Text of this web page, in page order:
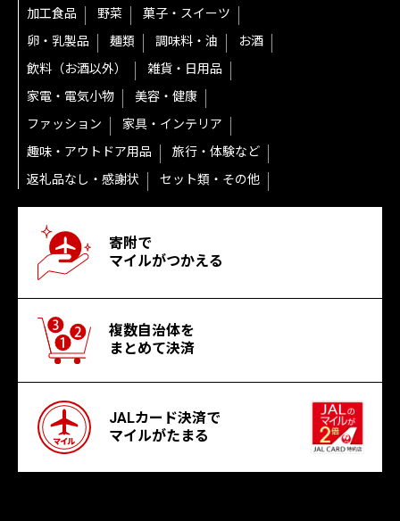
加工食品
野菜
菓子・スイーツ
卵・乳製品
麺類 調味料・油
お酒
飲料（お酒以外）
雑貨・日用品
家電・電気小物
美容・健康
ファッション
家具・インテリア
趣味・アウトドア用品
旅行・体験など
返礼品なし・感謝状
セット類・その他
寄附で
マイルがつかえる
複数自治体を
まとめて決済
JALカード決済で
マイルがたまる